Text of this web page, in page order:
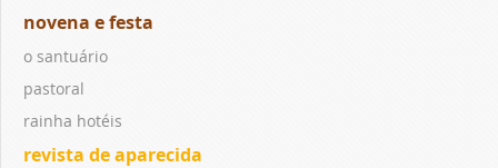
novena e festa
o santuário
pastoral
rainha hotéis
revista de aparecida